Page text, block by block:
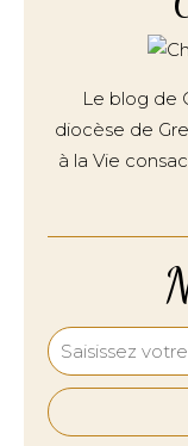
Le blog de
diocèse de
à la Vie